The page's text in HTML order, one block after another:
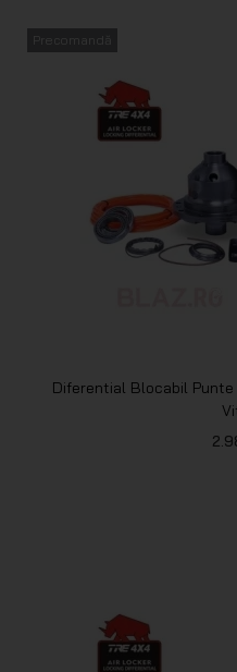
Precomandă
Diferential Blocabil Punte